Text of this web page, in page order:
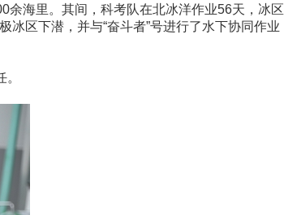
余海里。其间，科考队在北冰洋作业56天，冰
冰区下潜，并与“奋斗者”号进行了水下协同作